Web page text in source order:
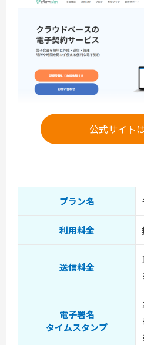
公式サイト
プラン名
利用料金
送信料金
電子署名
タイムスタンプ